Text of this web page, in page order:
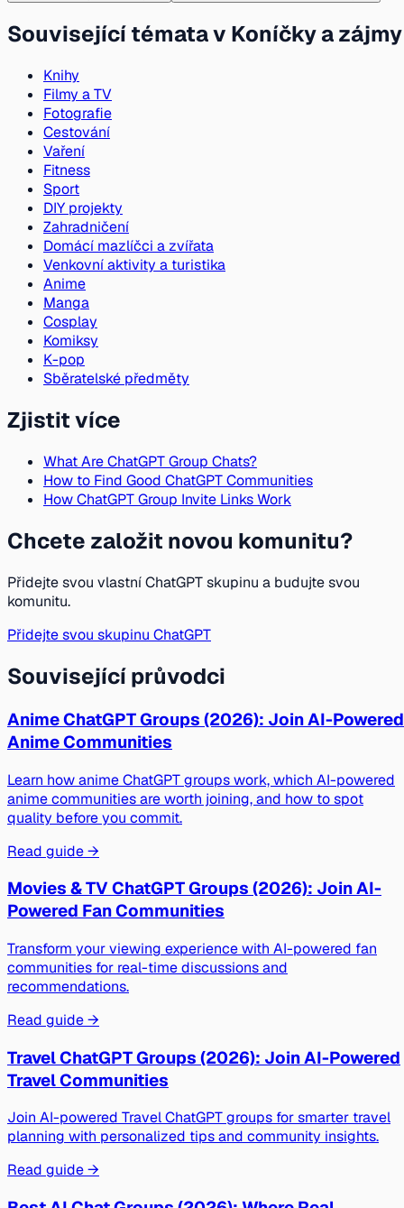
Související témata v Koníčky a zájmy
Knihy
Filmy a TV
Fotografie
Cestování
Vaření
Fitness
Sport
DIY projekty
Zahradničení
Domácí mazlíčci a zvířata
Venkovní aktivity a turistika
Anime
Manga
Cosplay
Komiksy
K-pop
Sběratelské předměty
Zjistit více
What Are ChatGPT Group Chats?
How to Find Good ChatGPT Communities
How ChatGPT Group Invite Links Work
Chcete založit novou komunitu?
Přidejte svou vlastní ChatGPT skupinu a budujte svou
komunitu.
Přidejte svou skupinu ChatGPT
Související průvodci
Anime ChatGPT Groups (2026): Join AI-Powered
Anime Communities
Learn how anime ChatGPT groups work, which AI-powered
anime communities are worth joining, and how to spot
quality before you commit.
Read guide →
Movies & TV ChatGPT Groups (2026): Join AI-
Powered Fan Communities
Transform your viewing experience with AI-powered fan
communities for real-time discussions and
recommendations.
Read guide →
Travel ChatGPT Groups (2026): Join AI-Powered
Travel Communities
Join AI-powered Travel ChatGPT groups for smarter travel
planning with personalized tips and community insights.
Read guide →